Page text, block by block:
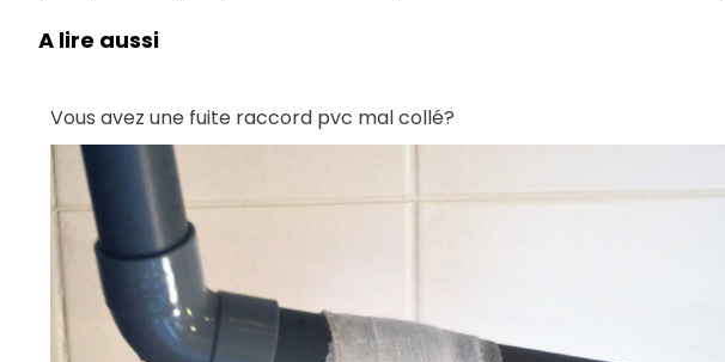
A lire aussi
Vous avez une fuite raccord pvc mal collé?